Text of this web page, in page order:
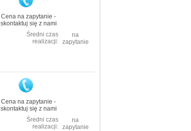
Cena na zapytanie -
skontaktuj się z nami
na
zapytanie
Średni czas
realizacji:
Cena na zapytanie -
skontaktuj się z nami
na
zapytanie
Średni czas
realizacji: